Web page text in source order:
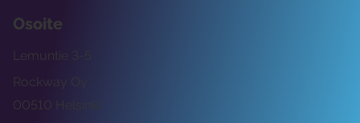
Osoite
Rockway Oy
Lemuntie 3-5
00510 Helsinki